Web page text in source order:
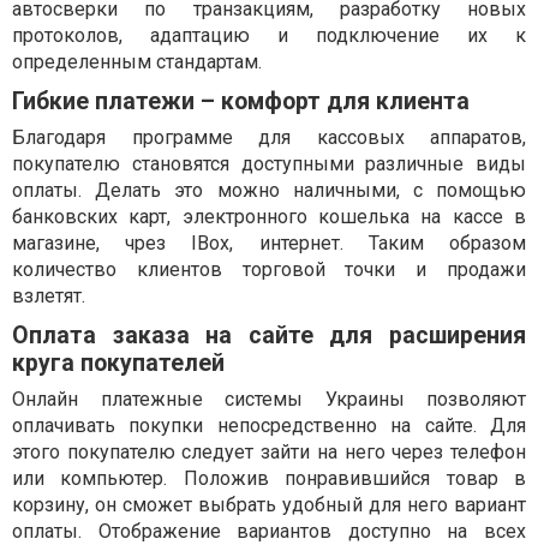
автосверки по транзакциям, разработку новых
протоколов, адаптацию и подключение их к
определенным стандартам.
Гибкие платежи – комфорт для клиента
Благодаря программе для кассовых аппаратов,
покупателю становятся доступными различные виды
оплаты. Делать это можно наличными, с помощью
банковских карт, электронного кошелька на кассе в
магазине, чрез IBox, интернет. Таким образом
количество клиентов торговой точки и продажи
взлетят.
Оплата заказа на сайте для расширения
круга покупателей
Онлайн платежные системы Украины позволяют
оплачивать покупки непосредственно на сайте. Для
этого покупателю следует зайти на него через телефон
или компьютер. Положив понравившийся товар в
корзину, он сможет выбрать удобный для него вариант
оплаты. Отображение вариантов доступно на всех